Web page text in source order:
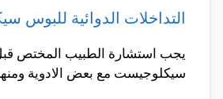
التداخلات الدوائية للبوس
يجب استشارة الطبيب المختص
سيكلوجيست مع بعض الادوية